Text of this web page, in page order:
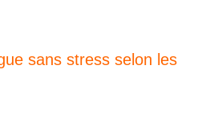
sans stress selon les